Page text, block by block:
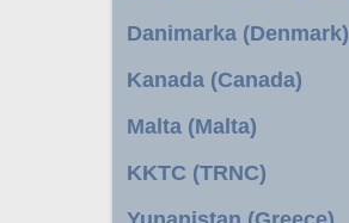
Danimarka (Denmark)
Kanada (Canada)
Malta (Malta)
KKTC (TRNC)